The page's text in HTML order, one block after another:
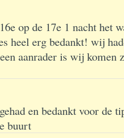
op de 17e 1 nacht het
heel erg bedankt! wij
aanrader is wij komen
en bedankt voor de
buurt